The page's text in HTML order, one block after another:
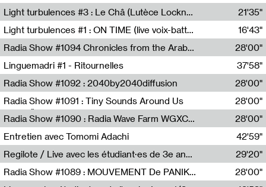
Light turbulences #3 : Le Châ (Lutèce Lockness)
Lutèce Lockness
21'35"
Light turbulences #1 : ON TIME (live voix-batterie) avec Jérôme Game & Jean-Michel Espitallier
Jérôme Game,Jean-Michel Espitallier
16'43"
Radia Show #1094 Chronicles from the Arab Cold War by Ghazi Barakat
Reboot.fm
28'00"
Linguemadri #1 - Ritournelles
Meris Angioletti
37'58"
Radia Show #1092 : 2040by2040diffusion
Diffusion FM
28'00"
Radia Show #1091 : Tiny Sounds Around Us
Radio Študent
28'00"
Radia Show #1090 : Radia Wave Farm WGXC Corey De Juan Sherrard Jr Startalk
Wave Farm
28'00"
Entretien avec Tomomi Adachi
Tomomi Adachi,Loraine Baud
42'59"
Regilote / Live avec les étudiant·es de 3e année de l'EMA
Nima Henryon,Athéna Noël,Amir Genillon,Ibourayane Ahmadi,Manelle Cherrih,Honorine Gibello,John Weeber,Manon Joseph
29'20"
Radia Show #1089 : MOUVEMENT De PANIK (Radio Panik)
Radio Panik
28'00"